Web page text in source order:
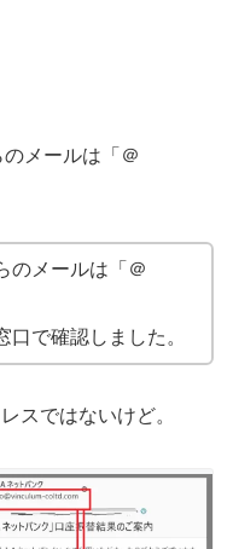
メールは「＠
のメールは「＠
で確認しました。
スではないけど。